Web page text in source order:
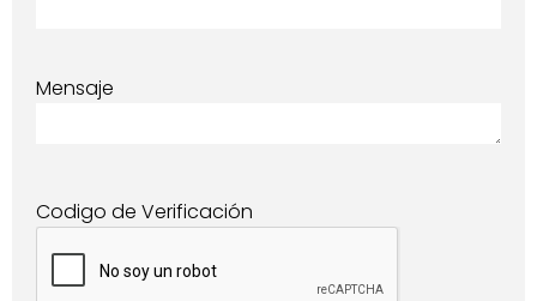
Mensaje
Codigo de Verificación